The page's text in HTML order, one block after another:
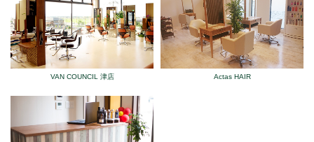
VAN COUNCIL 津店 Actas HAIR